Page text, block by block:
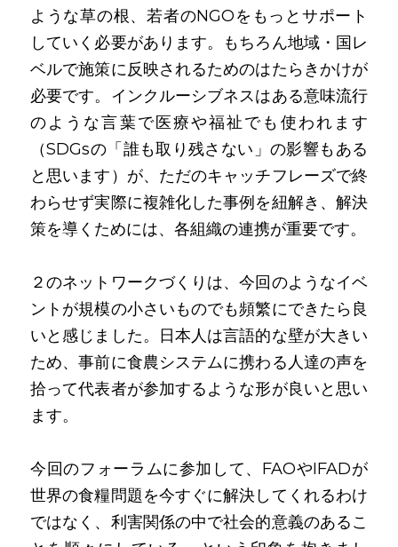
ような草の根、若者のNGOをもっとサポート
していく必要があります。もちろん地域・国レ
ベルで施策に反映されるためのはたらきかけが
必要です。インクルーシブネスはある意味流行
のような言葉で医療や福祉でも使われます
（SDGsの「誰も取り残さない」の影響もある
と思います）が、ただのキャッチフレーズで終
わらせず実際に複雑化した事例を紐解き、解決
策を導くためには、各組織の連携が重要です。
２のネットワークづくりは、今回のようなイベ
ントが規模の小さいものでも頻繁にできたら良
いと感じました。日本人は言語的な壁が大きい
ため、事前に食農システムに携わる人達の声を
拾って代表者が参加するような形が良いと思い
ます。
今回のフォーラムに参加して、FAOやIFADが
世界の食糧問題を今すぐに解決してくれるわけ
ではなく、利害関係の中で社会的意義のあるこ